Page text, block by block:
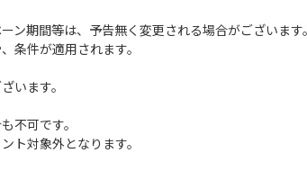
ン期間等は、予告無く変更される場合がございます。
条件が適用されます。
います。
不可です。
ト対象外となります。